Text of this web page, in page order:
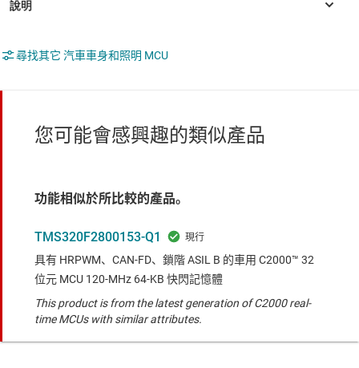
尋找其它 汽車車身和照明 MCU
您可能會感興趣的類似產品
功能相似於所比較的產品。
TMS320F2800153-Q1
具有 HRPWM、CAN-FD、鎖階 ASIL B 的車用 C2000™ 32
位元 MCU 120-MHz 64-KB 快閃記憶體
This product is from the latest generation of C2000 real-
time MCUs with similar attributes.